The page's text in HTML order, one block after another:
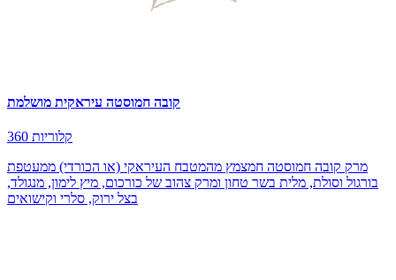
קובה חמוסטה עיראקית מושלמת
360 קלוריות
מרק קובה חמוסטה חמצמץ מהמטבח העיראקי (או הכורדי) ממעטפת
בורגול וסולת, מלית בשר טחון ומרק צהוב של כורכום, מיץ לימון, מנגולד,
בצל ירוק, סלרי וקישואים